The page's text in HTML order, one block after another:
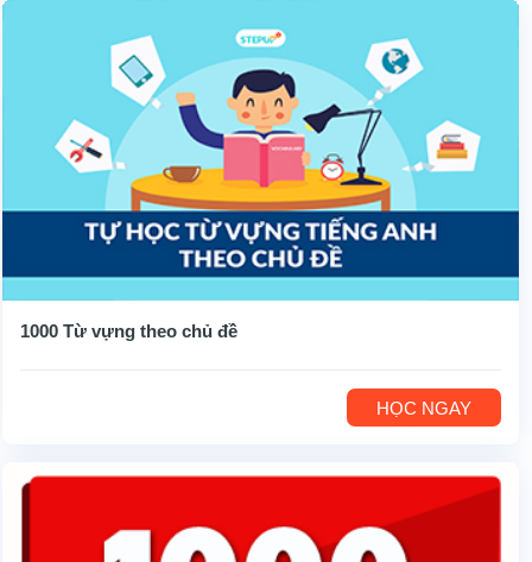
1000 Từ vựng theo chủ đề
HỌC NGAY